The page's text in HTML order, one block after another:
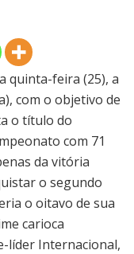
quinta-feira (25), a
com o objetivo de
o título do
com 71
da vitória
o segundo
o oitavo de sua
carioca
líder Internacional,